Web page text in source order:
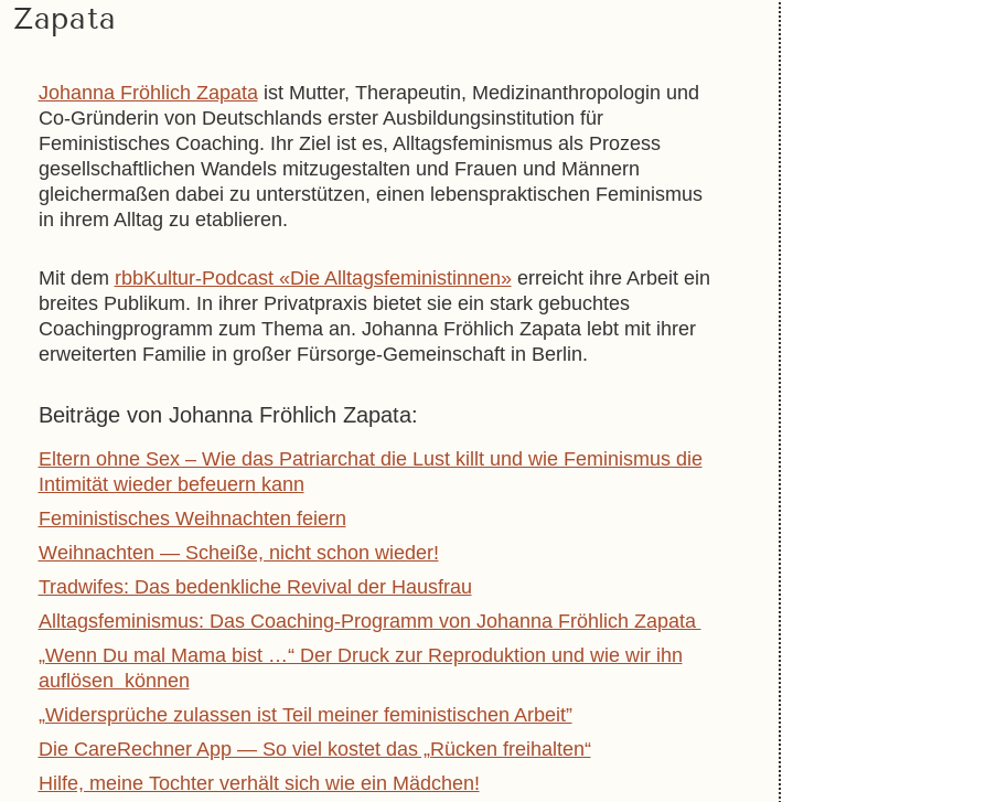
Zapata
Johanna Fröhlich Zapataist Mutter, Therapeutin, Medizinanthropologin und
Co-Gründerin von Deutschlands erster Ausbildungsinstitution für
Feministisches Coaching. Ihr Ziel ist es, Alltagsfeminismus als Prozess
gesellschaftlichen Wandels mitzugestalten und Frauen und Männern
gleichermaßen dabei zu unterstützen, einen lebenspraktischen Feminismus
in ihrem Alltag zu etablieren.
Mit dem rbbKultur-Podcast «Die Alltagsfeministinnen»erreicht ihre Arbeit ein
breites Publikum. In ihrer Privatpraxis bietet sie ein stark gebuchtes
Coachingprogramm zum Thema an. Johanna Fröhlich Zapata lebt mit ihrer
erweiterten Familie in großer Fürsorge-Gemeinschaft in Berlin.
Johanna Fröhlich Zapata
Eltern ohne Sex – Wie das Patriarchat die Lust killt und wie Feminismus die
Intimität wieder befeuern kann
Feministisches Weihnachten feiern
Weihnachten — Scheiße, nicht schon wieder!
Tradwifes: Das bedenkliche Revival der Hausfrau
Alltagsfeminismus: Das Coaching-Programm von Johanna Fröhlich Zapata
„Wenn Du mal Mama bist …“ Der Druck zur Reproduktion und wie wir ihn
auflösen können
„Widersprüche zulassen ist Teil meiner feministischen Arbeit”
Die CareRechner App — So viel kostet das „Rücken freihalten“
Hilfe, meine Tochter verhält sich wie ein Mädchen!